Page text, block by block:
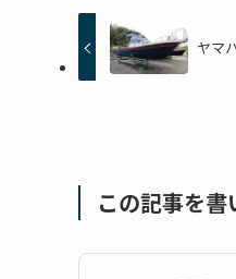
ヤマ
この記事を書